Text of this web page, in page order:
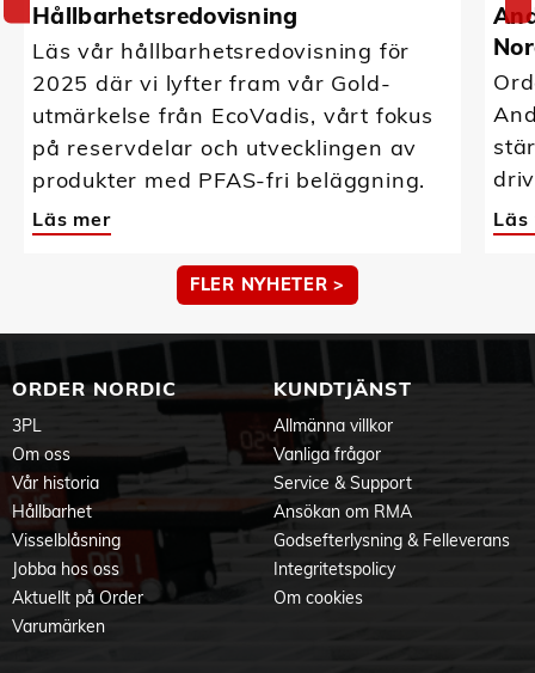
Hållbarhetsredovisning
Läs vår hållbarhetsredovisning för
2025 där vi lyfter fram vår Gold-
utmärkelse från EcoVadis, vårt fokus
på reservdelar och utvecklingen av
produkter med PFAS-fri beläggning.
Läs mer Läs
FLER NYHETER >
ORDER NORDIC
3PL
Om oss
Vår historia
Hållbarhet
Visselblåsning
Jobba hos oss
Aktuellt på Order
Varumärken
KUNDTJÄNST
Allmänna villkor
Vanliga frågor
Service & Support
Ansökan om RMA
Godsefterlysning & Felleverans
Integritetspolicy
Om cookies